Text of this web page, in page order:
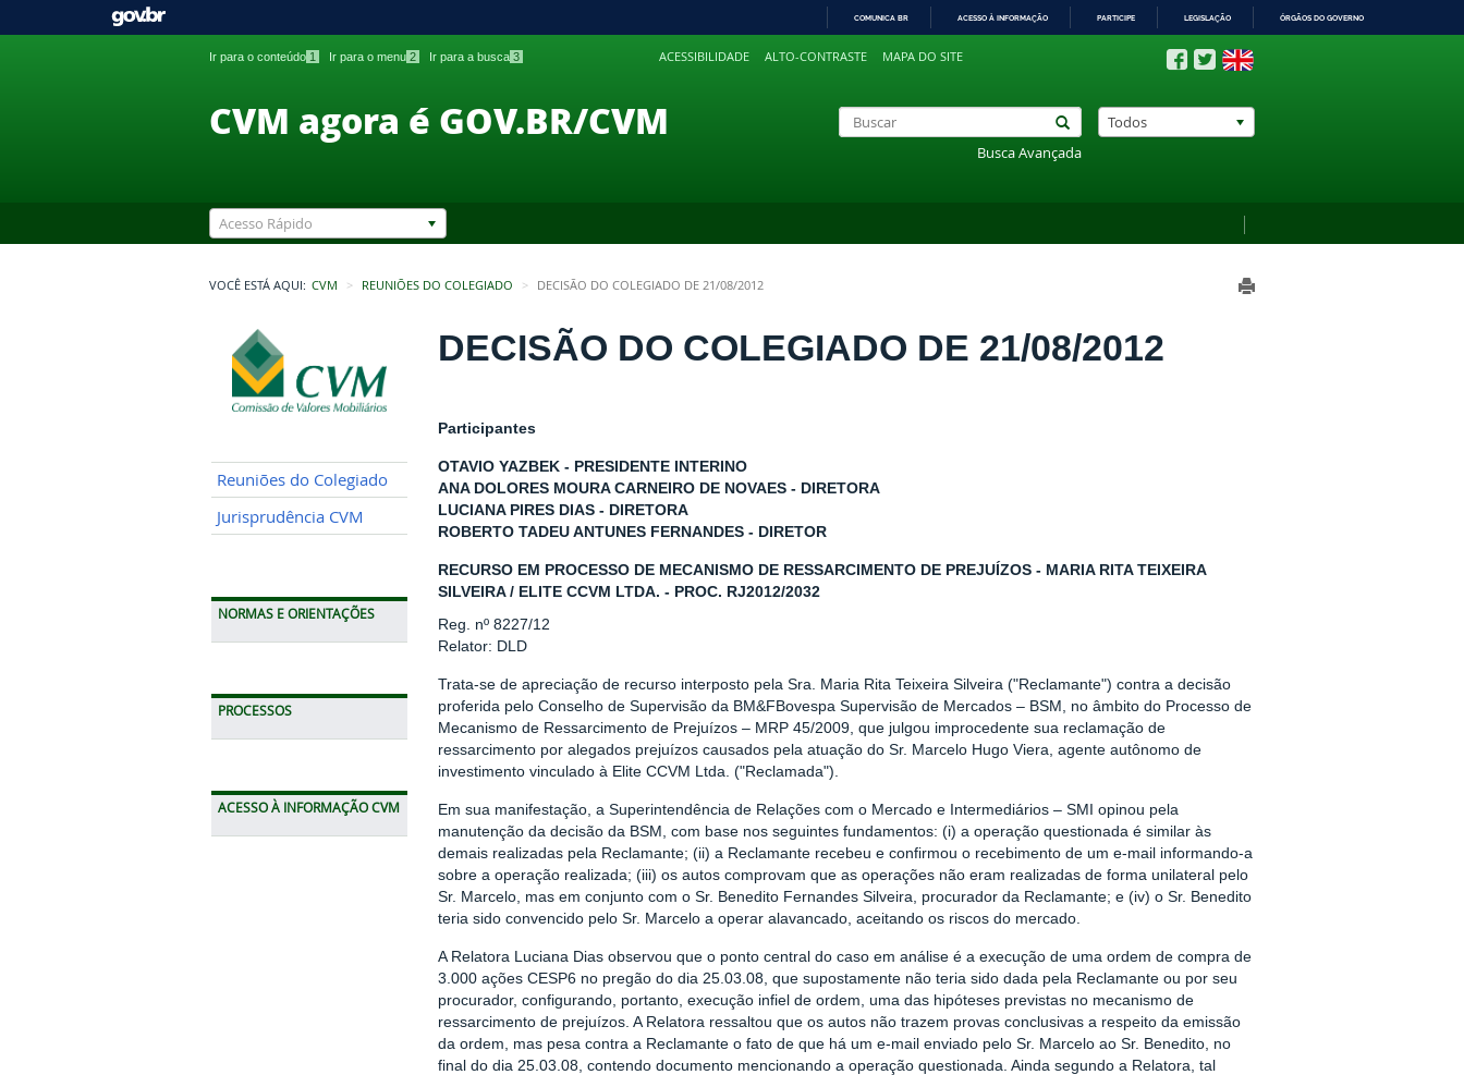
PARA
COMUNICA BR ACESSO À INFORMAÇÃO PARTICIPE LEGISLAÇÃO ÓRGÃOS DO GOVERNO
Ir para o conteúdo 1 Ir para o menu 2 Ir para a busca 3 ACESSIBILIDADE ALTO-CONTRASTE MAPA DO SITE
CVM agora é GOV.BR/CVM
Busca Avançada
Todos
Acesso Rápido
VOCÊ ESTÁ AQUI: CVM REUNIÕES DO COLEGIADO DECISÃO DO COLEGIADO DE 21/08/2012
Reuniões do Colegiado
Jurisprudência CVM
NORMAS E ORIENTAÇÕES
PROCESSOS
ACESSO À INFORMAÇÃO CVM
DECISÃO DO COLEGIADO DE 21/08/2012
Participantes
OTAVIO YAZBEK - PRESIDENTE INTERINO
ANA DOLORES MOURA CARNEIRO DE NOVAES - DIRETORA
LUCIANA PIRES DIAS - DIRETORA
ROBERTO TADEU ANTUNES FERNANDES - DIRETOR
RECURSO EM PROCESSO DE MECANISMO DE RESSARCIMENTO DE PREJUÍZOS - MARIA RITA TEIXEIRA
SILVEIRA / ELITE CCVM LTDA. - PROC. RJ2012/2032
Reg. nº 8227/12
Relator: DLD
Trata-se de apreciação de recurso interposto pela Sra. Maria Rita Teixeira Silveira ("Reclamante") contra a decisão
proferida pelo Conselho de Supervisão da BM&FBovespa Supervisão de Mercados – BSM, no âmbito do Processo de
Mecanismo de Ressarcimento de Prejuízos – MRP 45/2009, que julgou improcedente sua reclamação de
ressarcimento por alegados prejuízos causados pela atuação do Sr. Marcelo Hugo Viera, agente autônomo de
investimento vinculado à Elite CCVM Ltda. ("Reclamada").
Em sua manifestação, a Superintendência de Relações com o Mercado e Intermediários – SMI opinou pela
manutenção da decisão da BSM, com base nos seguintes fundamentos: (i) a operação questionada é similar às
demais realizadas pela Reclamante; (ii) a Reclamante recebeu e confirmou o recebimento de um e-mail informando-a
sobre a operação realizada; (iii) os autos comprovam que as operações não eram realizadas de forma unilateral pelo
Sr. Marcelo, mas em conjunto com o Sr. Benedito Fernandes Silveira, procurador da Reclamante; e (iv) o Sr. Benedito
teria sido convencido pelo Sr. Marcelo a operar alavancado, aceitando os riscos do mercado.
A Relatora Luciana Dias observou que o ponto central do caso em análise é a execução de uma ordem de compra de
3.000 ações CESP6 no pregão do dia 25.03.08, que supostamente não teria sido dada pela Reclamante ou por seu
procurador, configurando, portanto, execução infiel de ordem, uma das hipóteses previstas no mecanismo de
ressarcimento de prejuízos. A Relatora ressaltou que os autos não trazem provas conclusivas a respeito da emissão
da ordem, mas pesa contra a Reclamante o fato de que há um e-mail enviado pelo Sr. Marcelo ao Sr. Benedito, no
final do dia 25.03.08, contendo documento mencionando a operação questionada. Ainda segundo a Relatora, tal